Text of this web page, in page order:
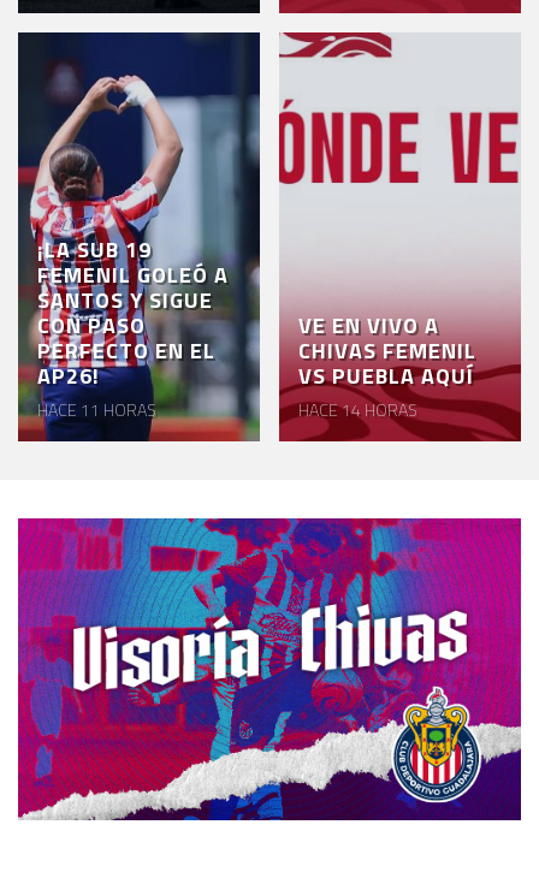
¡LA SUB 19
FEMENIL GOLEÓ A
SANTOS Y SIGUE
CON PASO
PERFECTO EN EL
AP26!
HACE 11 HORAS
VE EN VIVO A
CHIVAS FEMENIL
VS PUEBLA AQUÍ
HACE 14 HORAS